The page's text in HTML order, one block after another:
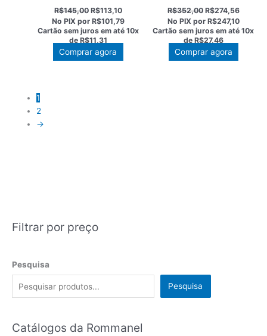
Filtrar por preço
Pesquisa
Pesquisa
Catálogos da Rommanel
R$145,00 O
preço
original
era:
R$145,00.
R$113,10O
preço
atual
é:
R$113,10.
No PIX por R$101,79
Cartão sem juros em até 10x
deR$11,31
Comprar agora
R$352,00 O
preço
original
era:
R$352,00.
R$274,56O
preço
atual
é:
No PIX por R$247,10
Cartão sem juros em até10x
deR$27,46
Comprar agora
1
2
→